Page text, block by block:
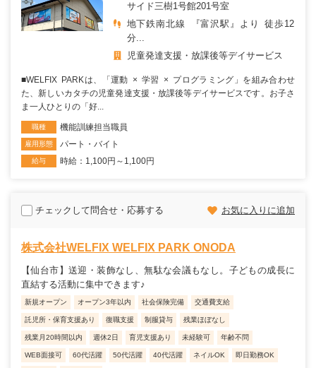
サイド三樹1号館201号室
地下鉄南北線 『富沢駅』より 徒歩12
分...
児童発達支援・放課後等デイサービス
■WELFIX PARKは、「運動 × 学習 × プログラミング」を組み合わせ
た、新しいカタチの児童発達支援・放課後等デイサービスです。お子さ
ま一人ひとりの「好...
職種 機能訓練担当職員
雇用形態 パート・バイト
給与 時給：1,100円～1,100円
チェックして問合せ・応募する お気に入りに追加
株式会社WELFIX WELFIX PARK ONODA
【仙台市】送迎・装飾なし、無駄な会議もなし。子どもの成長に
直結する活動に集中できます♪
新規オープン オープン3年以内 社会保険完備 交通費支給
託児所・保育支援あり 復職支援 制服貸与 残業ほぼなし
残業月20時間以内 週休2日 育児支援あり 未経験可 年齢不問
WEB面接可 60代活躍 50代活躍 40代活躍 ネイルOK 即日勤務OK